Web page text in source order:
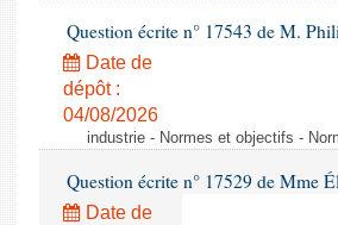
Dossiers législatifs
Budget et sécurité sociale
Questions écrites et orales
Comptes rendus des débats
Question écrite n° 17543 de M.
Date de
dépôt :
04/08/2026
industrie - Normes et objectifs -
Question écrite n° 17529 de Mme
Date de